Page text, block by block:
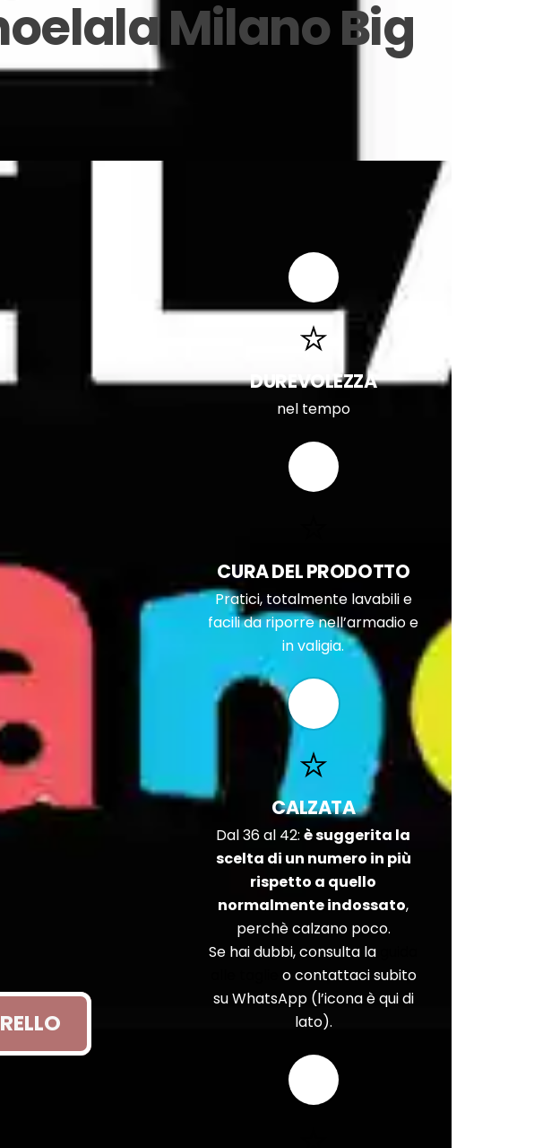
Milano Big
DUREVOLEZZA
nel tempo
CURA DEL PRODOTTO
Pratici, totalmente lavabili e
facili da riporre nell’armadio e
in valigia.
CALZATA
Dal 36 al 42:è suggerita la
scelta di un numero in più
rispetto a quello
normalmente indossato,
perchè calzano poco.
Se hai dubbi, consulta la
o contattaci subito
su WhatsApp (l’icona è qui di
lato).